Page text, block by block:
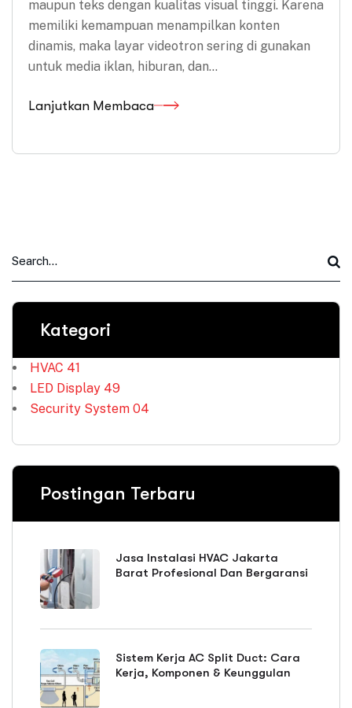
maupun teks dengan kualitas visual tinggi. Karena
memiliki kemampuan menampilkan konten
dinamis, maka layar videotron sering di gunakan
untuk media iklan, hiburan, dan…
Lanjutkan Membaca
Kategori
HVAC 41
LED Display 49
Security System 04
Postingan Terbaru
Jasa Instalasi HVAC Jakarta
Barat Profesional Dan Bergaransi
Sistem Kerja AC Split Duct: Cara
Kerja, Komponen & Keunggulan